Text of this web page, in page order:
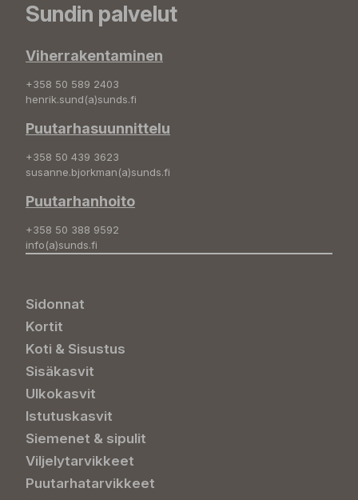
Sundin palvelut
Viherrakentaminen
+358 50 589 2403
henrik.sund(a)sunds.fi
Puutarhasuunnittelu
+358 50 439 3623
susanne.bjorkman(a)sunds.fi
Puutarhanhoito
+358 50 388 9592
info(a)sunds.fi
Sidonnat
Kortit
Koti & Sisustus
Sisäkasvit
Ulkokasvit
Istutuskasvit
Siemenet & sipulit
Viljelytarvikkeet
Puutarhatarvikkeet